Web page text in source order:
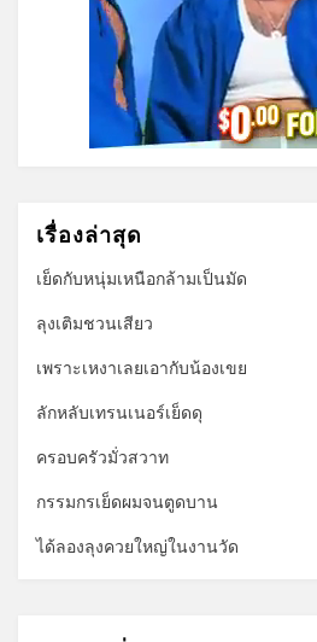
เรื่องล่าสุด
เย็ดกับหนุ่มเหนือกล้ามเป็นมัด
ลุงเติมชวนเสียว
เพราะเหงาเลยเอากับน้องเขย
ลักหลับเทรนเนอร์เย็ดดุ
ครอบครัวมั่วสวาท
กรรมกรเย็ดผมจนตูดบาน
ได้ลองลุงควยใหญ่ในงานวัด